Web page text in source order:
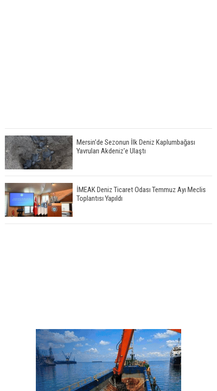
Mersin'de Sezonun İlk Deniz Kaplumbağası
Yavruları Akdeniz'e Ulaştı
İMEAK Deniz Ticaret Odası Temmuz Ayı Meclis
Toplantısı Yapıldı